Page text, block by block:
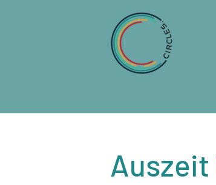
Auszeit